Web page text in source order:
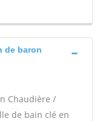
de baron
Chaudière /
de bain clé en